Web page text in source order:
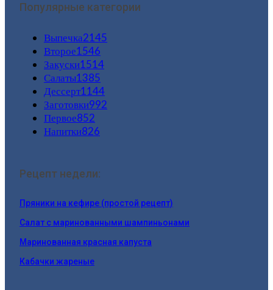
Популярные категории
Выпечка2145
Второе1546
Закуски1514
Салаты1385
Дессерт1144
Заготовки992
Первое852
Напитки826
Рецепт недели:
Пряники на кефире (простой рецепт)
Салат с маринованными шампиньонами
Маринованная красная капуста
Кабачки жареные